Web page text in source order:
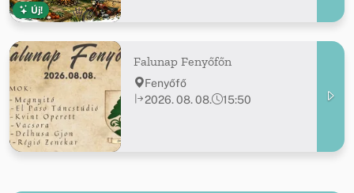
Új!
Falunap Fenyőfőn
Fenyőfő
2026. 08. 08.
15:50